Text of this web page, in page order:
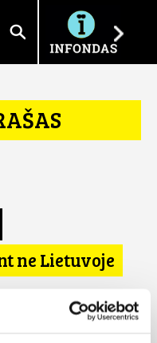
ne Lietuvoje